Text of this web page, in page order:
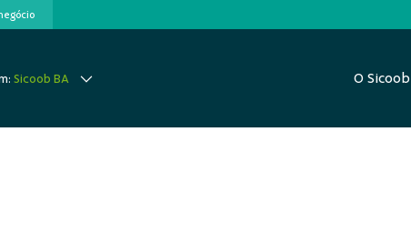
Sicoob BA O Sicoob